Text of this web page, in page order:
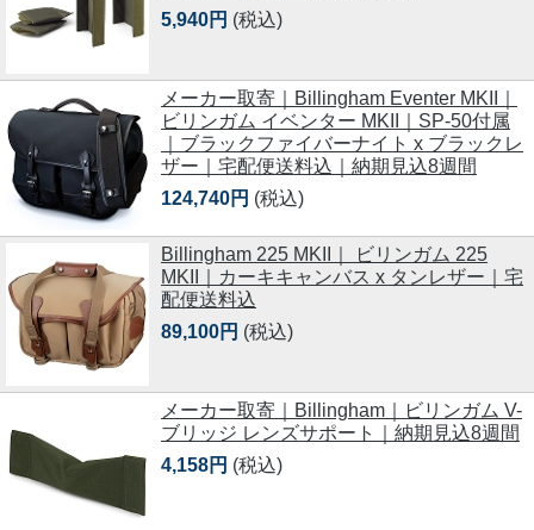
5,940円 (税込)
メーカー取寄｜Billingham Eventer MKII｜
ビリンガム イベンター MKII｜SP-50付属
｜ブラックファイバーナイト x ブラックレ
ザー｜宅配便送料込｜納期見込8週間
124,740円 (税込)
Billingham 225 MKII｜ ビリンガム 225
MKII｜カーキキャンバス x タンレザー｜宅
配便送料込
89,100円 (税込)
メーカー取寄｜Billingham｜ビリンガム V-
ブリッジ レンズサポート｜納期見込8週間
4,158円 (税込)